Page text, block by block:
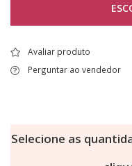
Avaliar produto
Perguntar ao vendedor
Selecione as